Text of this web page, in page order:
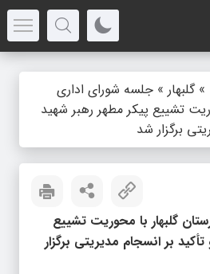
»گلبهار » جلسه شورای اداری
تشییع پیکر مطهر رهبر شهید
برگزار شد
گلبهار با محوریت تشییع
بر انسجام مدیریتی برگزار